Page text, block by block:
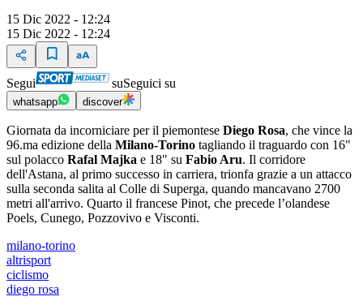
15 Dic 2022 - 12:24
15 Dic 2022 - 12:24
Segui suSeguici su
whatsapp discover
Giornata da incorniciare per il piemontese Diego Rosa, che vince la
96.ma edizione della Milano-Torino tagliando il traguardo con 16"
sul polacco Rafal Majka e 18" su Fabio Aru. Il corridore
dell'Astana, al primo successo in carriera, trionfa grazie a un attacco
sulla seconda salita al Colle di Superga, quando mancavano 2700
metri all'arrivo. Quarto il francese Pinot, che precede l’olandese
Poels, Cunego, Pozzovivo e Visconti.
milano-torino
altrisport
ciclismo
diego rosa